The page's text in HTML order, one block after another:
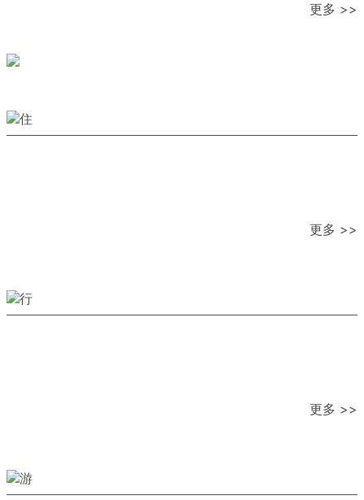
更多 >>
更多 >>
更多 >>